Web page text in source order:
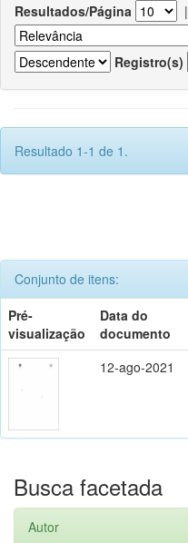
Resultados/Página |
Registro(s)
Resultado 1-1 de 1.
Conjunto de itens:
Pré-
visualização
Data do
documento
12-ago-2021
Busca facetada
Autor